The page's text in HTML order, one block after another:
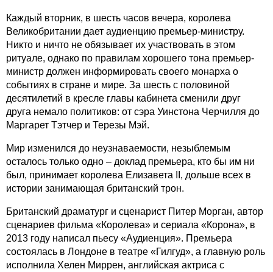
Каждый вторник, в шесть часов вечера, королева
Великобритании дает аудиенцию премьер-министру.
Никто и ничто не обязывает их участвовать в этом
ритуале, однако по правилам хорошего тона премьер-
министр должен информировать своего монарха о
событиях в стране и мире. За шесть с половиной
десятилетий в кресле главы кабинета сменили друг
друга немало политиков: от сэра Уинстона Черчилля до
Маргарет Тэтчер и Терезы Мэй.
Мир изменился до неузнаваемости, незыблемым
осталось только одно – доклад премьера, кто бы им ни
был, принимает королева Елизавета II, дольше всех в
истории занимающая британский трон.
Британский драматург и сценарист Питер Морган, автор
сценариев фильма «Королева» и сериала «Корона», в
2013 году написал пьесу «Аудиенция». Премьера
состоялась в Лондоне в театре «Гилгуд», а главную роль
исполнила Хелен Миррен, английская актриса с